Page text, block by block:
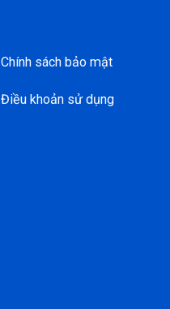
Chính sách bảo mật
Điều khoản sử dụng